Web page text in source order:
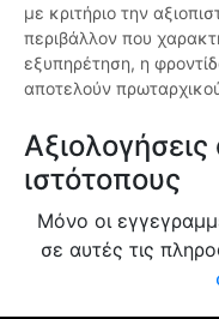
με κριτήριο την
περιβάλλον που
εξυπηρέτηση, η
αποτελούν
ιστότοπους
Μόνο οι
σε αυτές τις